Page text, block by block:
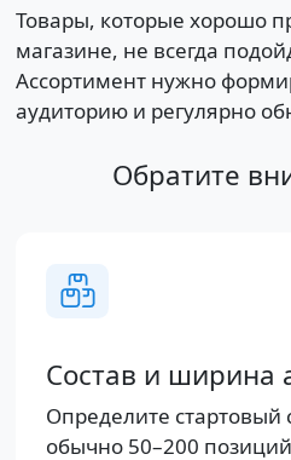
Товары, которые хорошо
магазине, не всегда
Ассортимент нужно
аудиторию и регулярно
Обратите
Состав и ширина
Определите стартовый
обычно 50–200